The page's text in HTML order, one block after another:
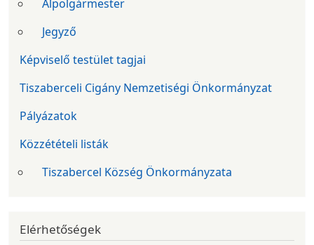
Alpolgármester
Jegyző
Képviselő testület tagjai
Tiszaberceli Cigány Nemzetiségi Önkormányzat
Pályázatok
Közzétételi listák
Tiszabercel Község Önkormányzata
Elérhetőségek